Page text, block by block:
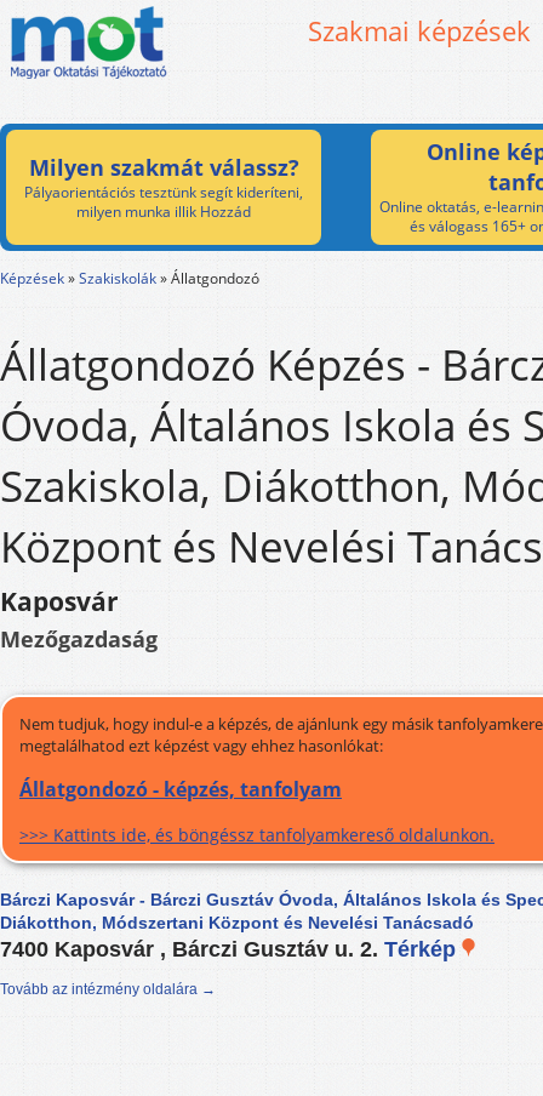
Szakmai képzések
Milyen szakmát válassz?
Pályaorientációs tesztünk segít kideríteni,
milyen munka illik Hozzád
Online
Online oktatás, e-
és válogass 165+
Képzések»Szakiskolák»Állatgondozó
Állatgondozó Képzés -
Óvoda, Általános Iskola és
Szakiskola, Diákotthon,
Központ és Nevelési
Kaposvár
Mezőgazdaság
Nem tudjuk, hogy indul-e a képzés, de ajánlunk egy másik
megtalálhatod ezt képzést vagy ehhez hasonlókat:
Állatgondozó - képzés, tanfolyam
>>> Kattints ide, és böngéssz tanfolyamkereső oldalunkon.
Bárczi Kaposvár - Bárczi Gusztáv Óvoda, Általános Iskola és
Diákotthon, Módszertani Központ és Nevelési Tanácsadó
7400 Kaposvár , Bárczi Gusztáv u. 2. Térkép
Tovább az intézmény oldalára →